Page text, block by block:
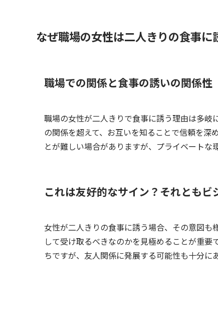
なぜ職場の女性は二人きりの食事
職場での関係と食事の誘いの関係性
職場の女性が二人きりで食事に誘う理由は多岐
の関係を超えて、お互いを知ることで信頼を深
とが難しい場合がありますが、プライベートな
これは友好的なサイン？それともビ
女性が二人きりの食事に誘う場合、その意図も
して受け取るべきなのかを見極めることが重
ちですが、友人関係に発展する可能性も十分に